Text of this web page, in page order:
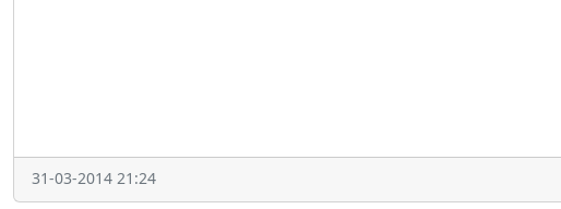
31-03-2014 21:24